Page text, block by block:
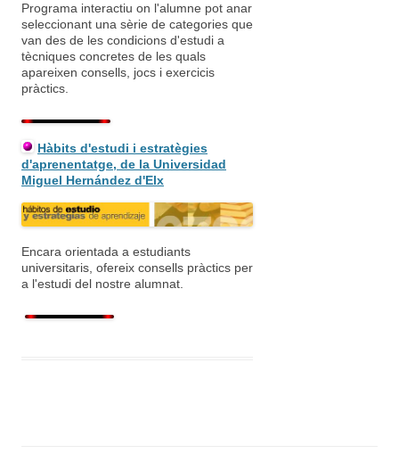
Programa interactiu on l'alumne pot anar
seleccionant una sèrie de categories que
van des de les condicions d'estudi a
tècniques concretes de les quals
apareixen consells, jocs i exercicis
pràctics.
Hàbits d'estudi i estratègies
d'aprenentatge, de la Universidad
Miguel Hernández d'Elx
Encara orientada a estudiants
universitaris, ofereix consells pràctics per
a l'estudi del nostre alumnat.